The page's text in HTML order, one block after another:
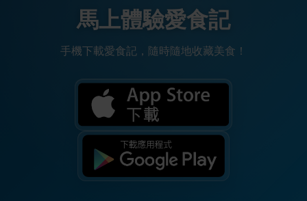
馬上體驗愛食記
手機下載愛食記，隨時隨地收藏美食！